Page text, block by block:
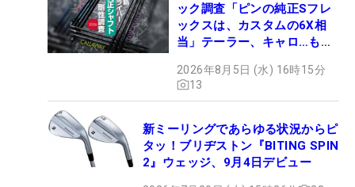
ック調査「ピンの純正Sフレ
ックスは、カスタムの6X相
当」テーラー、キャロ…もチ
2026年8月5日 (水) 16時15分
13
新ミーリングであらゆる状況からピ
タッ！ブリヂストン『BITING SPIN
2』ウェッジ、9月4日デビュー